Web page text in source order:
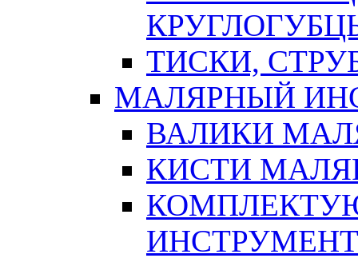
ТИСКИ,
МАЛЯРНЫЙ
ВАЛИКИ
КИСТИ